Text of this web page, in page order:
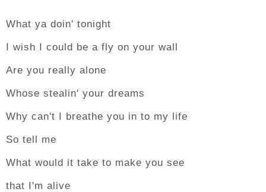
What ya doin' tonight
I wish I could be a fly on your wall
Are you really alone
Whose stealin' your dreams
Why can't I breathe you in to my life
So tell me
What would it take to make you see
that I'm alive